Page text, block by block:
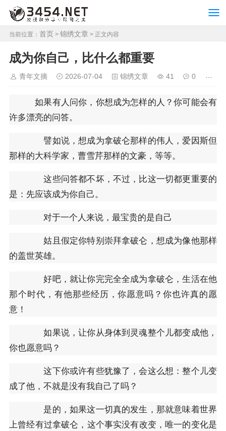
当前位置： 首页 > 锦绣文章 > 正文内容
成为你自己，比什么都重要
青年文摘 2026-07-04 锦绣文章 41 0
如果有人问你，你想成为怎样的人？你可能会有
许多漂亮的问答。
譬如说，想成为拿破仑那样的伟人，爱因斯但
那样的大科学家，曹雪芹那样的文豪，等等。
这些问答都不坏，不过，比这一切都更重要的
是：先应该成为你自己。
对于一个人来说，最宝贵的是自己
姑且假定你特别崇拜拿破仑，想成为像他那样
的盖世英雄。
好吧，就让你完完全全成为拿破仑，生活在他
那个时代，有他那些经历，你愿意吗？你也许真的愿
意！
如果说，让你从身体到灵魂整个儿都变成他，
你也愿意吗？
这下你或许有些犹豫了，会这么想：整个儿变
成了他，不就是没有我自己了吗？
是的，如果这一切真的发生，那就意味着世界
上曾经有过拿破仑，这个事实没有改变，唯一的变化是